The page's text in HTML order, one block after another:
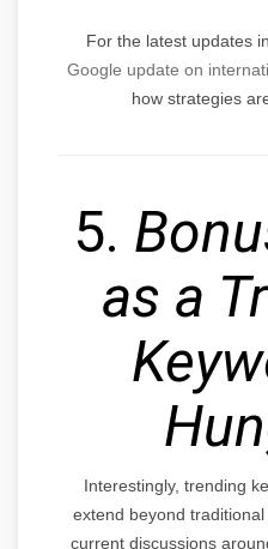
For the latest updates
Google update on
how strategies
5.
as a
Interestingly, trending
extend beyond
current discussions